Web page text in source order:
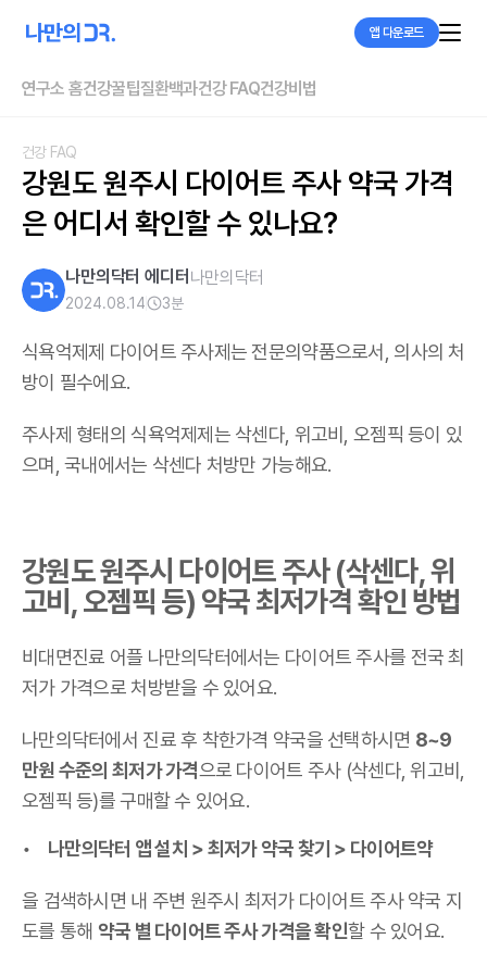
앱 다운로드
연구소 홈건강꿀팁질환백과건강 FAQ건강비법
건강 FAQ
강원도 원주시 다이어트 주사 약국 가격
은 어디서 확인할 수 있나요?
나만의닥터 에디터 나만의닥터
2024.08.14 3분
식욕억제제 다이어트 주사제는 전문의약품으로서, 의사의 처
방이 필수에요.
주사제 형태의 식욕억제제는 삭센다, 위고비, 오젬픽 등이 있
으며,국내에서는 삭센다 처방만 가능해요.
강원도 원주시 다이어트 주사 (삭센다, 위
고비, 오젬픽 등) 약국 최저가격 확인 방법
비대면진료 어플 나만의닥터에서는 다이어트 주사를 전국 최
저가 가격으로 처방받을 수 있어요.
나만의닥터에서 진료 후 착한가격 약국을 선택하시면 8~9
만원 수준의 최저가 가격으로 다이어트 주사 (삭센다, 위고비,
오젬픽 등)를 구매할 수 있어요.
나만의닥터 앱 설치 > 최저가 약국 찾기 > 다이어트약
을 검색하시면 내 주변 원주시 최저가 다이어트 주사 약국 지
도를 통해 약국 별 다이어트 주사 가격을 확인할 수 있어요.